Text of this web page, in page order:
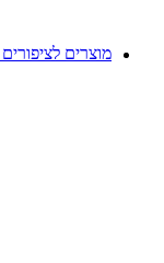
מוצרים לציפורים